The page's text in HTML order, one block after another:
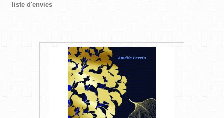
liste d'envies